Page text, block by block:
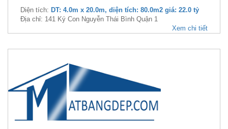
Diện tích: DT: 4.0m x 20.0m, diện tích: 80.0m2 giá: 22.0 tỷ
Địa chỉ: 141 Ký Con Nguyễn Thái Bình Quận 1
Xem chi tiết